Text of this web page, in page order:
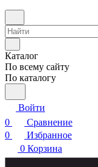
Каталог
По всему сайту
По каталогу
Войти
0
Сравнение
0
Избранное
0 Корзина